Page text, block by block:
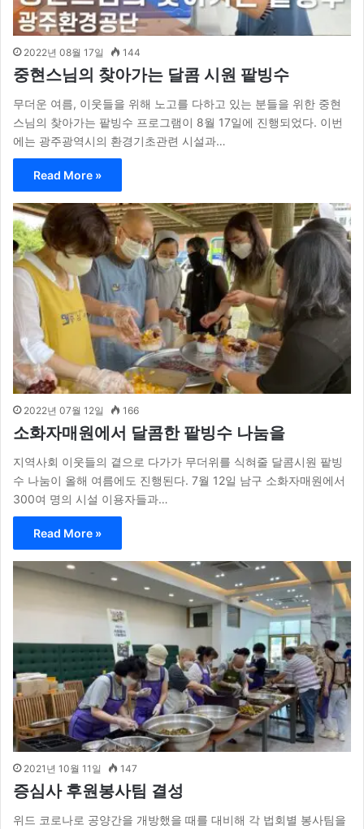
2022년 08월 17일 144
중현스님의 찾아가는 달콤 시원 팥빙수
무더운 여름, 이웃들을 위해 노고를 다하고 있는 분들을 위한 중현
스님의 찾아가는 팥빙수 프로그램이 8월 17일에 진행되었다. 이번
에는 광주광역시의 환경기초관련 시설과…
Read More »
2022년 07월 12일 166
소화자매원에서 달콤한 팥빙수 나눔을
지역사회 이웃들의 곁으로 다가가 무더위를 식혀줄 달콤시원 팥빙
수 나눔이 올해 여름에도 진행된다. 7월 12일 남구 소화자매원에서
300여 명의 시설 이용자들과…
Read More »
2021년 10월 11일 147
증심사 후원봉사팀 결성
위드 코로나로 공양간을 개방했을 때를 대비해 각 법회별 봉사팀을